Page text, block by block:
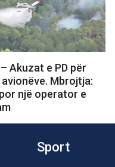
Akuzat e PD për
Mbrojtja:
një operator e
Sport